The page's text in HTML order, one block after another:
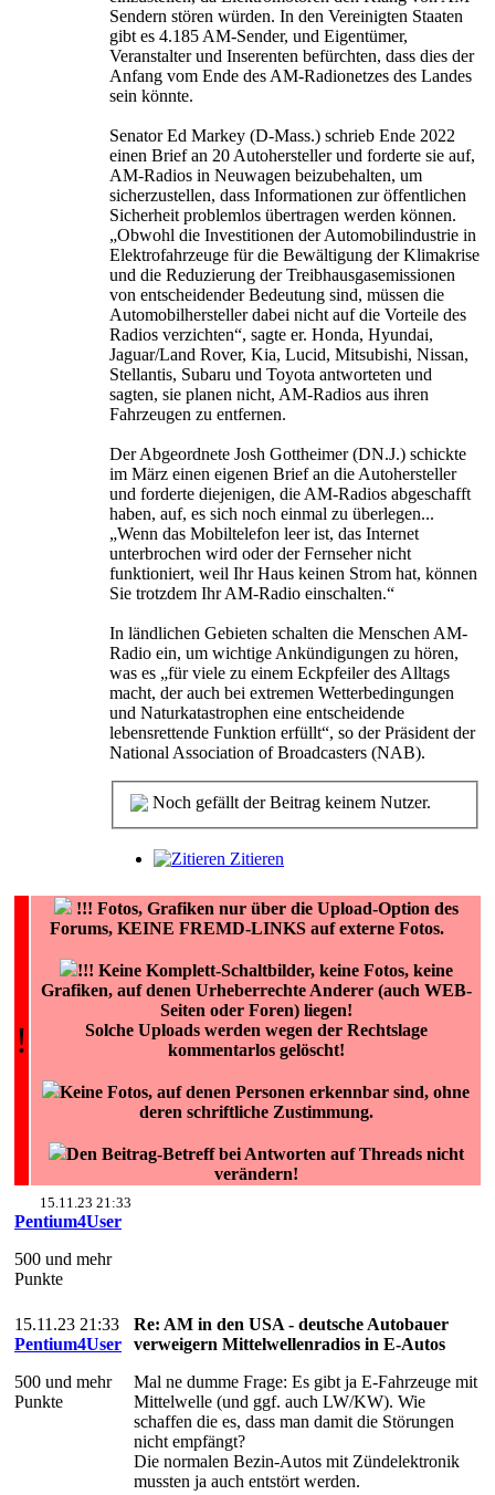
Sendern stören würden. In den Vereinigten Staaten
gibt es 4.185 AM-Sender, und Eigentümer,
Veranstalter und Inserenten befürchten, dass dies der
Anfang vom Ende des AM-Radionetzes des Landes
sein könnte.
Senator Ed Markey (D-Mass.) schrieb Ende 2022
einen Brief an 20 Autohersteller und forderte sie auf,
AM-Radios in Neuwagen beizubehalten, um
sicherzustellen, dass Informationen zur öffentlichen
Sicherheit problemlos übertragen werden können.
„Obwohl die Investitionen der Automobilindustrie in
Elektrofahrzeuge für die Bewältigung der Klimakrise
und die Reduzierung der Treibhausgasemissionen
von entscheidender Bedeutung sind, müssen die
Automobilhersteller dabei nicht auf die Vorteile des
Radios verzichten“, sagte er. Honda, Hyundai,
Jaguar/Land Rover, Kia, Lucid, Mitsubishi, Nissan,
Stellantis, Subaru und Toyota antworteten und
sagten, sie planen nicht, AM-Radios aus ihren
Fahrzeugen zu entfernen.
Der Abgeordnete Josh Gottheimer (DN.J.) schickte
im März einen eigenen Brief an die Autohersteller
und forderte diejenigen, die AM-Radios abgeschafft
haben, auf, es sich noch einmal zu überlegen...
„Wenn das Mobiltelefon leer ist, das Internet
unterbrochen wird oder der Fernseher nicht
funktioniert, weil Ihr Haus keinen Strom hat, können
Sie trotzdem Ihr AM-Radio einschalten.“
In ländlichen Gebieten schalten die Menschen AM-
Radio ein, um wichtige Ankündigungen zu hören,
was es „für viele zu einem Eckpfeiler des Alltags
macht, der auch bei extremen Wetterbedingungen
und Naturkatastrophen eine entscheidende
lebensrettende Funktion erfüllt“, so der Präsident der
National Association of Broadcasters (NAB).
Noch gefällt der Beitrag keinem Nutzer.
Zitieren
!
!!! Fotos, Grafiken nur über die Upload-Option des
Forums, KEINE FREMD-LINKS auf externe Fotos.
!!! Keine Komplett-Schaltbilder, keine Fotos, keine
Grafiken, auf denen Urheberrechte Anderer (auch WEB-
Seiten oder Foren) liegen!
Solche Uploads werden wegen der Rechtslage
kommentarlos gelöscht!
Keine Fotos, auf denen Personen erkennbar sind, ohne
deren schriftliche Zustimmung.
Den Beitrag-Betreff bei Antworten auf Threads nicht
verändern!
15.11.23 21:33
Pentium4User
500 und mehr
Punkte
15.11.23 21:33
Pentium4User
500 und mehr
Punkte
Re: AM in den USA - deutsche Autobauer
verweigern Mittelwellenradios in E-Autos
Mal ne dumme Frage: Es gibt ja E-Fahrzeuge mit
Mittelwelle (und ggf. auch LW/KW). Wie
schaffen die es, dass man damit die Störungen
nicht empfängt?
Die normalen Bezin-Autos mit Zündelektronik
mussten ja auch entstört werden.